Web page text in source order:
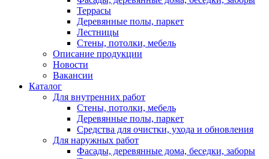
Террасы
Деревянные полы, паркет
Лестницы
Стены, потолки, мебель
Описание продукции
Новости
Вакансии
Каталог
Для внутренних работ
Стены, потолки, мебель
Деревянные полы, паркет
Средства для очистки, ухода и обновления
Для наружных работ
Фасады, деревянные дома, беседки, заборы